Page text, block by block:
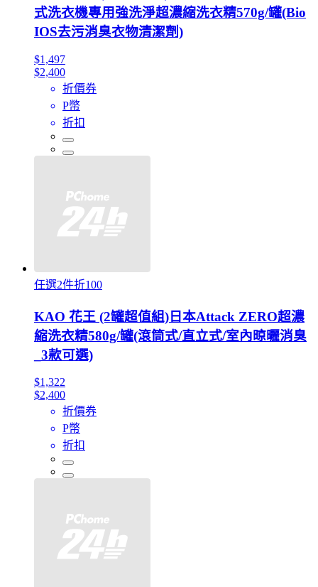
式洗衣機專用強洗淨超濃縮洗衣精570g/罐(Bio
IOS去污消臭衣物清潔劑)
$1,497
$2,400
折價券
P幣
折扣
任選2件折100
KAO 花王 (2罐超值組)日本Attack ZERO超濃
縮洗衣精580g/罐(滾筒式/直立式/室內晾曬消臭
_3款可選)
$1,322
$2,400
折價券
P幣
折扣